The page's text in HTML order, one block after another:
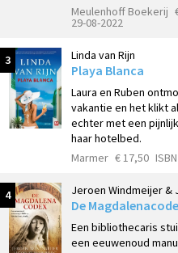
Meulenhoff Boekerij
29-08-2022
3 Linda van Rijn
Playa Blanca
Laura en Ruben
vakantie en het klikt
echter met een
haar hotelbed.
Marmer € 17,50
4 Jeroen Windmeijer &
De
Een bibliothecaris
een eeuwenoud